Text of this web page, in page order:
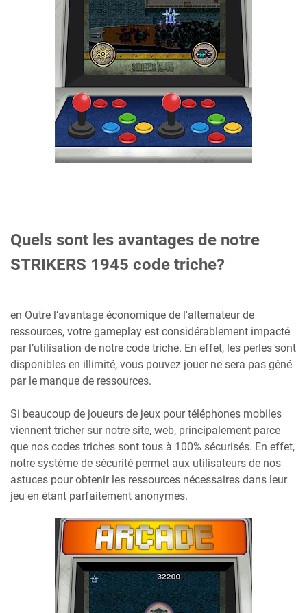
Quels sont les avantages de notre
STRIKERS 1945 code triche?
en Outre l’avantage économique de l'alternateur de
ressources, votre gameplay est considérablement impacté
par l’utilisation de notre code triche. En effet, les perles sont
disponibles en illimité, vous pouvez jouer ne sera pas gêné
par le manque de ressources.
Si beaucoup de joueurs de jeux pour téléphones mobiles
viennent tricher sur notre site, web, principalement parce
que nos codes triches sont tous à 100% sécurisés. En effet,
notre système de sécurité permet aux utilisateurs de nos
astuces pour obtenir les ressources nécessaires dans leur
jeu en étant parfaitement anonymes.